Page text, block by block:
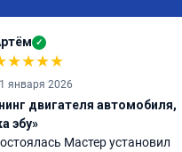
✓
★★★★
января 2026
двигателя автомобиля,
эбу»
Мастер установил